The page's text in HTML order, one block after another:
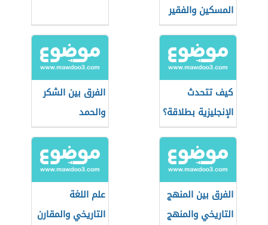
المسكين والفقير
كيف تتحدث
الإنجليزية بطلاقة؟
الفرق بين الشكر
والحمد
الفرق بين المنهج
التاريخي والمنهج
علم اللغة
التاريخي والمقارن